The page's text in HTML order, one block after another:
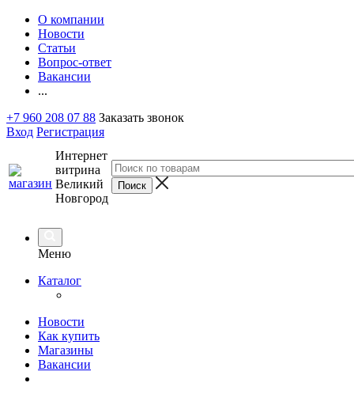
О компании
Новости
Статьи
Вопрос-ответ
Вакансии
...
+7 960 208 07 88 Заказать звонок
Вход Регистрация
Интернет
витрина
Великий
Новгород
Меню
Каталог
Новости
Как купить
Магазины
Вакансии